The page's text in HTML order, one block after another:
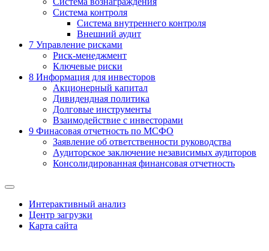
Система контроля
Система внутреннего контроля
Внешний аудит
7 Управление рисками
Риск-менеджмент
Ключевые риски
8 Информация для инвесторов
Акционерный капитал
Дивидендная политика
Долговые инструменты
Взаимодействие с инвеcторами
9 Финасовая отчетность по МСФО
Заявление об ответственности руководства
Аудиторское заключение независимых аудиторов
Консолидированная финансовая отчетность
Интерактивный анализ
Центр загрузки
Карта сайта